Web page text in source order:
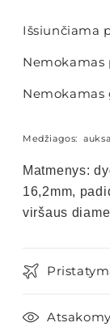
Išsiunčiama
Nemokamas
Nemokamas
Medžiagos:
Matmenys:
16,2mm,
viršaus